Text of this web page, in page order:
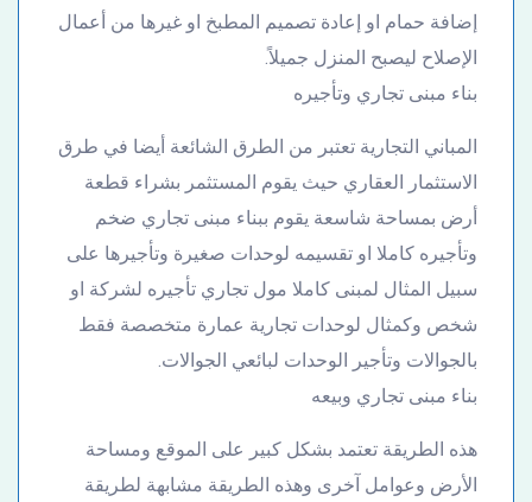
إضافة حمام او إعادة تصميم المطبخ او غيرها من أعمال
الإصلاح ليصبح المنزل جميلاً.
بناء مبنى تجاري وتأجيره
المباني التجارية تعتبر من الطرق الشائعة أيضا في طرق
الاستثمار العقاري حيث يقوم المستثمر بشراء قطعة
أرض بمساحة شاسعة يقوم ببناء مبنى تجاري ضخم
وتأجيره كاملا او تقسيمه لوحدات صغيرة وتأجيرها على
سبيل المثال لمبنى كاملا مول تجاري تأجيره لشركة او
شخص وكمثال لوحدات تجارية عمارة متخصصة فقط
بالجوالات وتأجير الوحدات لبائعي الجوالات.
بناء مبنى تجاري وبيعه
هذه الطريقة تعتمد بشكل كبير على الموقع ومساحة
الأرض وعوامل آخرى وهذه الطريقة مشابهة لطريقة